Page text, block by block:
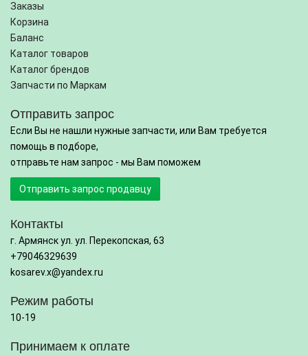
Заказы
Корзина
Баланс
Каталог товаров
Каталог брендов
Запчасти по Маркам
Отправить запрос
Если Вы не нашли нужные запчасти, или Вам требуется
помощь в подборе,
отправьте нам запрос - мы Вам поможем
Отправить запрос продавцу
Контакты
г. Армянск ул. ул. Перекопская, 63
+79046329639
kosarev.x@yandex.ru
Режим работы
10-19
Принимаем к оплате